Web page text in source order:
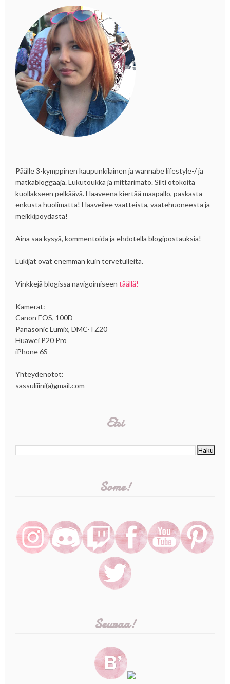
Päälle 3-kymppinen kaupunkilainen ja wannabe lifestyle-/ ja
matkabloggaaja. Lukutoukka ja mittarimato. Silti ötököitä
kuollakseen pelkäävä. Haaveena kiertää maapallo, paskasta
enkusta huolimatta! Haaveilee vaatteista, vaatehuoneesta ja
meikkipöydästä!
Aina saa kysyä, kommentoida ja ehdotella blogipostauksia!
Lukijat ovat enemmän kuin tervetulleita.
Vinkkejä blogissa navigoimiseen täällä!
Kamerat:
Canon EOS, 100D
Panasonic Lumix, DMC-TZ20
Huawei P20 Pro
iPhone 6S
Yhteydenotot:
sassuliiini(a)gmail.com
Etsi
Some!
Seuraa!